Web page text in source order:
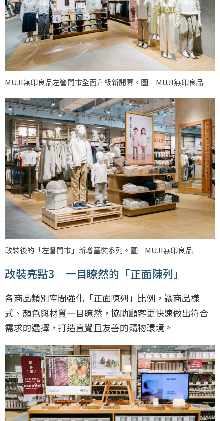
MUJI無印良品左營門市全面升級新開幕。圖｜MUJI無印良品
改裝後的「左營門市」新增童裝系列。圖｜MUJI無印良品
改裝亮點3｜一目瞭然的「正面陳列」
各商品類別空間強化「正面陳列」比例，讓商品樣
式、顏色與材質一目瞭然，協助顧客更快速做出符合
需求的選擇，打造直覺且友善的購物環境。